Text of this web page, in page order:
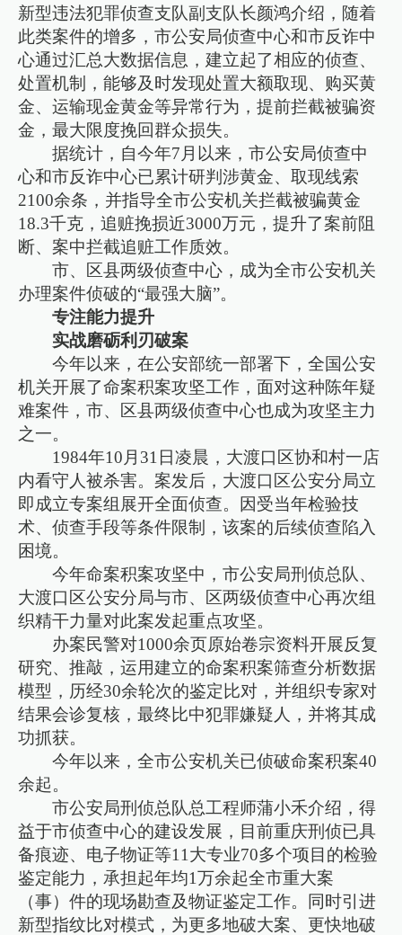
新型违法犯罪侦查支队副支队长颜鸿介绍，随着
此类案件的增多，市公安局侦查中心和市反诈中
心通过汇总大数据信息，建立起了相应的侦查、
处置机制，能够及时发现处置大额取现、购买黄
金、运输现金黄金等异常行为，提前拦截被骗资
金，最大限度挽回群众损失。
据统计，自今年7月以来，市公安局侦查中
心和市反诈中心已累计研判涉黄金、取现线索
2100余条，并指导全市公安机关拦截被骗黄金
18.3千克，追赃挽损近3000万元，提升了案前阻
断、案中拦截追赃工作质效。
市、区县两级侦查中心，成为全市公安机关
办理案件侦破的“最强大脑”。
专注能力提升
实战磨砺利刃破案
今年以来，在公安部统一部署下，全国公安
机关开展了命案积案攻坚工作，面对这种陈年疑
难案件，市、区县两级侦查中心也成为攻坚主力
之一。
1984年10月31日凌晨，大渡口区协和村一店
内看守人被杀害。案发后，大渡口区公安分局立
即成立专案组展开全面侦查。因受当年检验技
术、侦查手段等条件限制，该案的后续侦查陷入
困境。
今年命案积案攻坚中，市公安局刑侦总队、
大渡口区公安分局与市、区两级侦查中心再次组
织精干力量对此案发起重点攻坚。
办案民警对1000余页原始卷宗资料开展反复
研究、推敲，运用建立的命案积案筛查分析数据
模型，历经30余轮次的鉴定比对，并组织专家对
结果会诊复核，最终比中犯罪嫌疑人，并将其成
功抓获。
今年以来，全市公安机关已侦破命案积案40
余起。
市公安局刑侦总队总工程师蒲小禾介绍，得
益于市侦查中心的建设发展，目前重庆刑侦已具
备痕迹、电子物证等11大专业70多个项目的检验
鉴定能力，承担起年均1万余起全市重大案
（事）件的现场勘查及物证鉴定工作。同时引进
新型指纹比对模式，为更多地破大案、更快地破